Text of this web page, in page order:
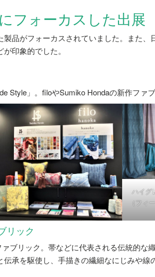
フォーカスした出展
品がフォーカスされていました。また、
印象的でした。
Style」。filoやSumiko Hondaの新作ファ
ハイグ
（フィ
リック
ブリック。帯などに代表される伝統的な
承を駆使し、手描きの繊細なにじみや線